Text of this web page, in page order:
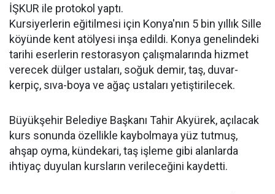
İŞKUR ile protokol yaptı.
Kursiyerlerin eğitilmesi için Konya'nın 5 bin yıllık Sille
köyünde kent atölyesi inşa edildi. Konya genelindeki
tarihi eserlerin restorasyon çalışmalarında hizmet
verecek dülger ustaları, soğuk demir, taş, duvar-
kerpiç, sıva-boya ve ağaç ustaları yetiştirilecek.
Büyükşehir Belediye Başkanı Tahir Akyürek, açılacak
kurs sonunda özellikle kaybolmaya yüz tutmuş,
ahşap oyma, kündekari, taş işleme gibi alanlarda
ihtiyaç duyulan kursların verileceğini kaydetti.